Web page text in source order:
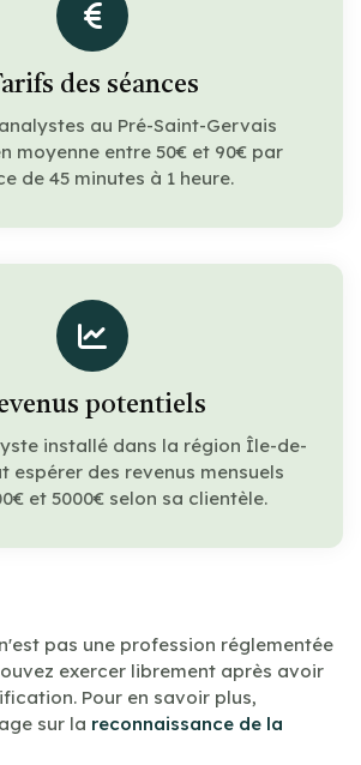
des séances
au Pré-Saint-Gervais
moyenne entre 50€ et 90€ par
de 45 minutes à 1 heure.
potentiels
installé dans la région Île-de-
espérer des revenus mensuels
et 5000€ selon sa clientèle.
pas une profession réglementée
exercer librement après avoir
Pour en savoir plus,
sur la reconnaissance de la